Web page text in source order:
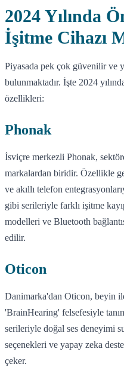
2024 Yılında
İşitme Cihazı
Piyasada pek çok güvenilir ve
bulunmaktadır. İşte 2024
özellikleri:
Phonak
İsviçre merkezli Phonak,
markalardan biridir. Özellikle
ve akıllı telefon
gibi serileriyle farklı işitme
modelleri ve Bluetooth
edilir.
Oticon
Danimarka'dan Oticon, beyin
'BrainHearing' felsefesiyle
serileriyle doğal ses deneyimi
seçenekleri ve yapay zeka
çeker.